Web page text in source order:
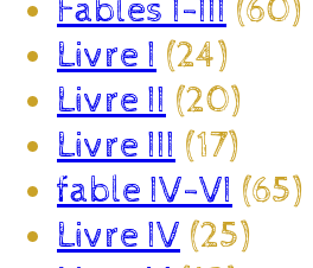
Fables I-III (60)
Livre I (24)
Livre II (20)
Livre III (17)
fable IV-VI (65)
Livre IV (25)